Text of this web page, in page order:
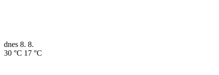
dnes 8. 8.
30 °C 17 °C